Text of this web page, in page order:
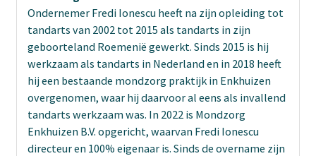
Ondernemer Fredi Ionescu heeft na zijn opleiding tot
tandarts van 2002 tot 2015 als tandarts in zijn
geboorteland Roemenië gewerkt. Sinds 2015 is hij
werkzaam als tandarts in Nederland en in 2018 heeft
hij een bestaande mondzorg praktijk in Enkhuizen
overgenomen, waar hij daarvoor al eens als invallend
tandarts werkzaam was. In 2022 is Mondzorg
Enkhuizen B.V. opgericht, waarvan Fredi Ionescu
directeur en 100% eigenaar is. Sinds de overname zijn